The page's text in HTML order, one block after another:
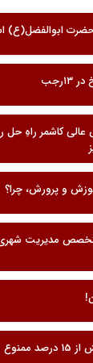
ابوالفضل(ع)
عالی کاشمر راهِ حل
و پرورش، چرا؟
مدیریت شهری